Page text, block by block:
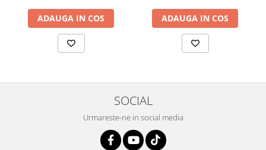
ADAUGA IN COS ADAUGA IN COS
SOCIAL
Urmareste-ne in social media